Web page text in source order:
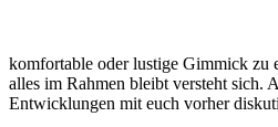
komfortable oder lustige Gimmick zu
alles im Rahmen bleibt versteht sich.
Entwicklungen mit euch vorher